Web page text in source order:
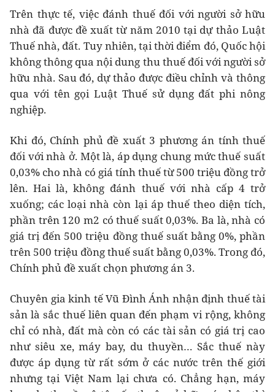
Trên thực tế, việc đánh thuế đối với người sở hữu
nhà đã được đề xuất từ năm 2010 tại dự thảo Luật
Thuế nhà, đất. Tuy nhiên, tại thời điểm đó, Quốc hội
không thông qua nội dung thu thuế đối với người sở
hữu nhà. Sau đó, dự thảo được điều chỉnh và thông
qua với tên gọi Luật Thuế sử dụng đất phi nông
nghiệp.
Khi đó, Chính phủ đề xuất 3 phương án tính thuế
đối với nhà ở. Một là, áp dụng chung mức thuế suất
0,03% cho nhà có giá tính thuế từ 500 triệu đồng trở
lên. Hai là, không đánh thuế với nhà cấp 4 trở
xuống; các loại nhà còn lại áp thuế theo diện tích,
phần trên 120 m2 có thuế suất 0,03%. Ba là, nhà có
giá trị đến 500 triệu đồng thuế suất bằng 0%, phần
trên 500 triệu đồng thuế suất bằng 0,03%. Trong đó,
Chính phủ đề xuất chọn phương án 3.
Chuyên gia kinh tế Vũ Đình Ánh nhận định thuế tài
sản là sắc thuế liên quan đến phạm vi rộng, không
chỉ có nhà, đất mà còn có các tài sản có giá trị cao
như siêu xe, máy bay, du thuyền… Sắc thuế này
được áp dụng từ rất sớm ở các nước trên thế giới
nhưng tại Việt Nam lại chưa có. Chẳng hạn, máy